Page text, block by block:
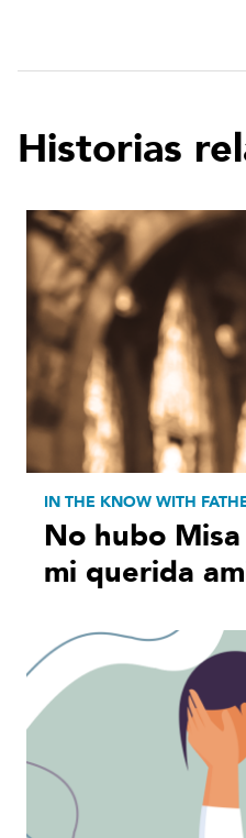
Historias
IN THE KNOW WITH
No hubo
mi querida